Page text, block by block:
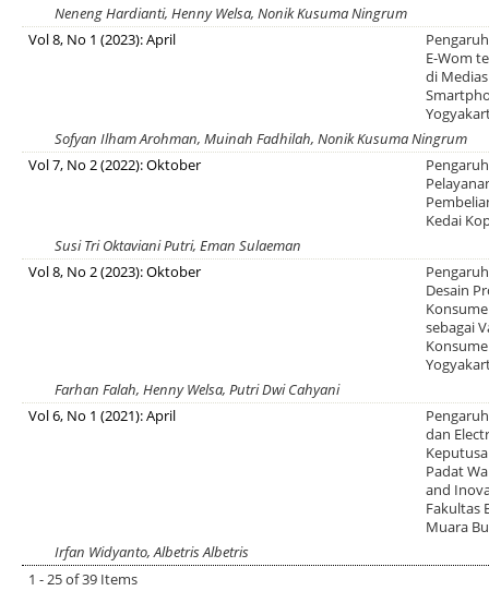
Neneng Hardianti, Henny Welsa, Nonik Kusuma Ningrum
Vol 8, No 1 (2023): April
E-Wom
di
Sofyan Ilham Arohman, Muinah Fadhilah, Nonik Kusuma Ningrum
Vol 7, No 2 (2022): Oktober
Kedai
Susi Tri Oktaviani Putri, Eman Sulaeman
Vol 8, No 2 (2023): Oktober
Desain
sebagai
Farhan Falah, Henny Welsa, Putri Dwi Cahyani
Vol 6, No 1 (2021): April
dan
Padat
and
Fakultas
Muara
Irfan Widyanto, Albetris Albetris
1 - 25 of 39 Items